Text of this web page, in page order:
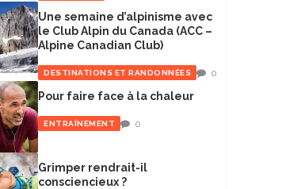
Une semaine d’alpinisme avec
le Club Alpin du Canada (ACC –
Alpine Canadian Club)
DESTINATIONS ET RANDONNÉES 0
Pour faire face à la chaleur
ENTRAÎNEMENT 0
Grimper rendrait-il
consciencieux ?